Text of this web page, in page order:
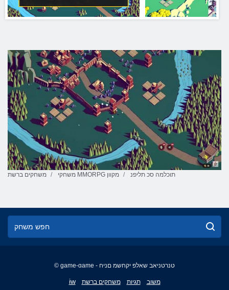
משחקים ברשת משחקי MMORPG מקוון תוכלמה סכ תליפנ
© game-game - טנרטניאב שאלפ יקחשמ םניח
iw משחקים ברשת תגיות משוב